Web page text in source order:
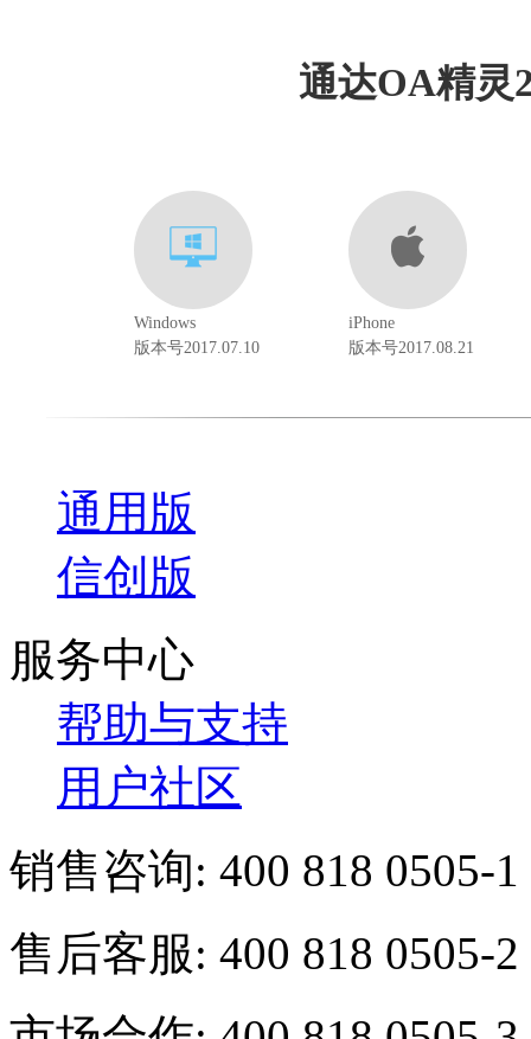
通达OA精灵
Windows
版本号2017.07.10
iPhone
版本号2017.08.21
通用版
信创版
服务中心
帮助与支持
用户社区
销售咨询: 400 818 0505-1
售后客服: 400 818 0505-2